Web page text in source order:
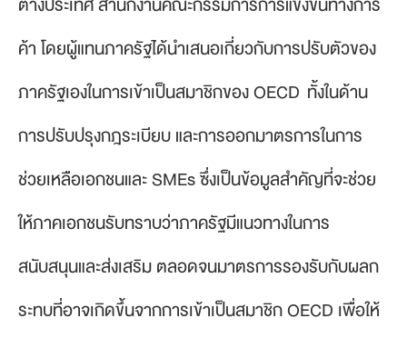
ค้า โดยผู้แทนภาครัฐได้นำเสนอเกี่ยวกับการปรับตัวของ
ภาครัฐเองในการเข้าเป็นสมาชิกของ OECD ทั้งในด้าน
การปรับปรุงกฎระเบียบ และการออกมาตรการในการ
ช่วยเหลือเอกชนและ SMEs ซึ่งเป็นข้อมูลสำคัญที่จะช่วย
ให้ภาคเอกชนรับทราบว่าภาครัฐมีแนวทางในการ
สนับสนุนและส่งเสริม ตลอดจนมาตรการรองรับกับผลก
ระทบที่อาจเกิดขึ้นจากการเข้าเป็นสมาชิก OECD เพื่อให้